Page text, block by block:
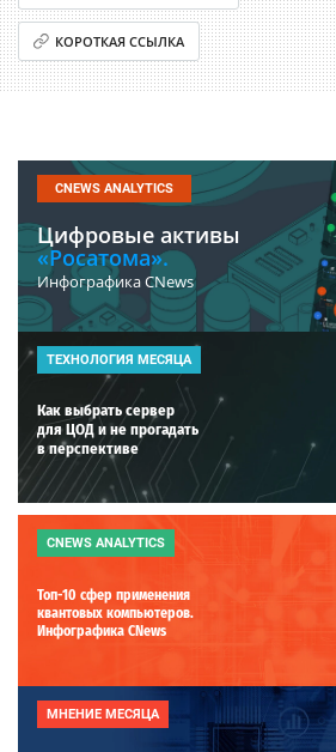
КОРОТКАЯ ССЫЛКА
CNEWS ANALYTICS
Цифровые активы
«Росатома».
Инфографика CNews
ТЕХНОЛОГИЯ МЕСЯЦА
Как выбрать сервер
для ЦОД и не прогадать
в перспективе
CNEWS ANALYTICS
Топ-10 сфер применения
квантовых компьютеров.
Инфографика CNews
МНЕНИЕ МЕСЯЦА